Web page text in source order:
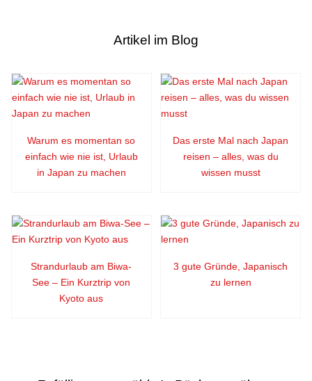
Artikel im Blog
Warum es momentan so
einfach wie nie ist, Urlaub
in Japan zu machen
Das erste Mal nach Japan
reisen – alles, was du
wissen musst
Strandurlaub am Biwa-
See – Ein Kurztrip von
Kyoto aus
3 gute Gründe, Japanisch
zu lernen